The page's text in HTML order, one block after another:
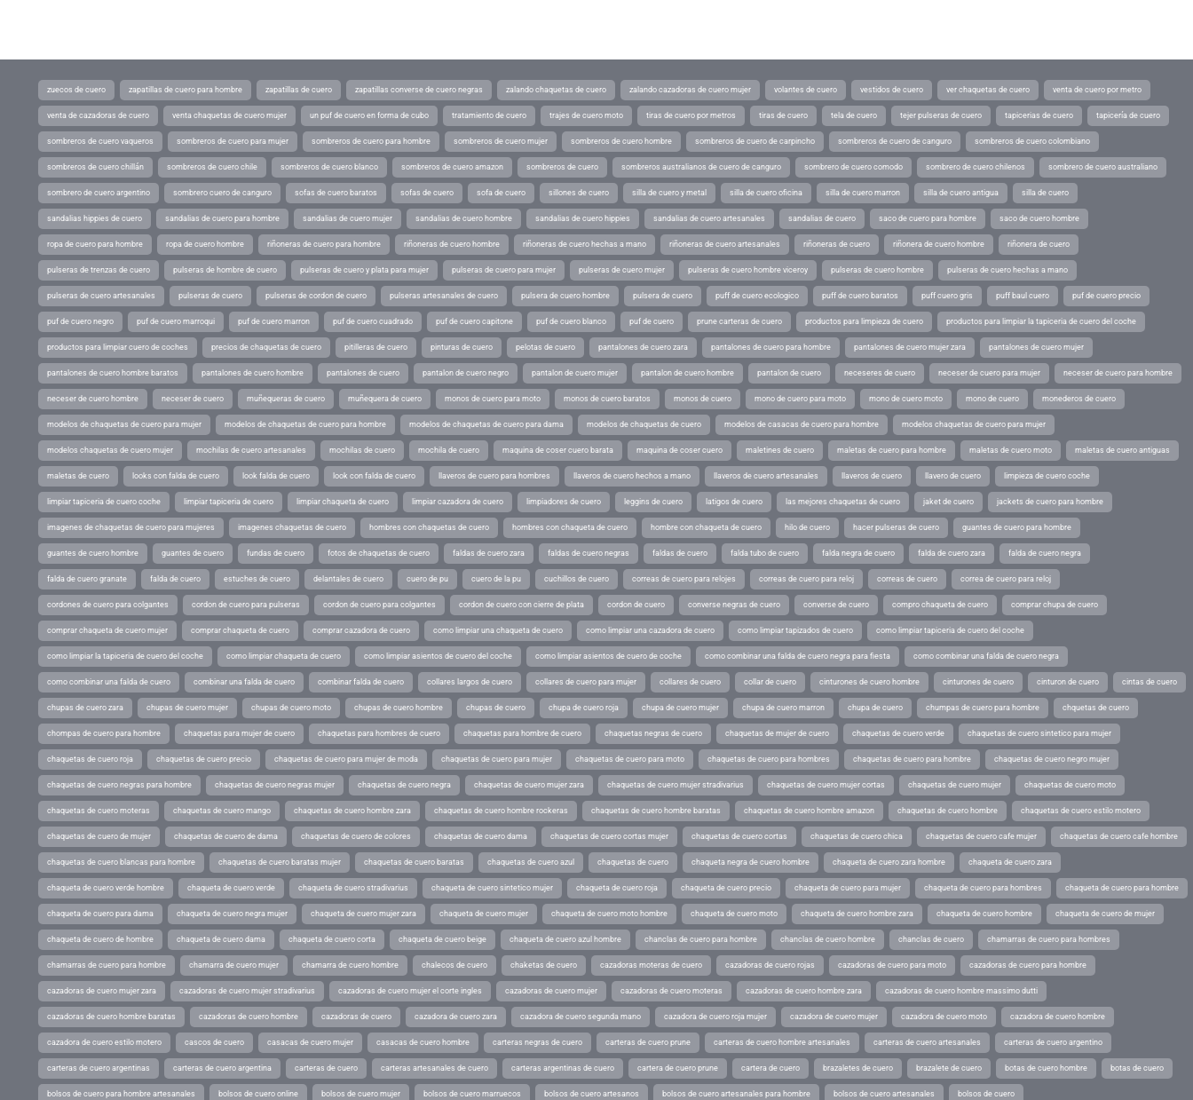
zuecos de cuero zapatillas de cuero para hombre zapatillas de cuero zapatillas converse de cuero negras zalando chaquetas de cuero zalando cazadoras de cuero mujer volantes de cuero vestidos de cuero ver chaquetas de cuero venta de cuero por metro
venta de cazadoras de cuero venta chaquetas de cuero mujer un puf de cuero en forma de cubo tratamiento de cuero trajes de cuero moto tiras de cuero por metros tiras de cuero tela de cuero tejer pulseras de cuero tapicerias de cuero tapicería de cuero
sombreros de cuero vaqueros sombreros de cuero para mujer sombreros de cuero para hombre sombreros de cuero mujer sombreros de cuero hombre sombreros de cuero de carpincho sombreros de cuero de canguro sombreros de cuero colombiano
sombreros de cuero chillán sombreros de cuero chile sombreros de cuero blanco sombreros de cuero amazon sombreros de cuero sombreros australianos de cuero de canguro sombrero de cuero comodo sombrero de cuero chilenos sombrero de cuero australiano
sombrero de cuero argentino sombrero cuero de canguro sofas de cuero baratos sofas de cuero sofa de cuero sillones de cuero silla de cuero y metal silla de cuero oficina silla de cuero marron silla de cuero antigua silla de cuero
sandalias hippies de cuero sandalias de cuero para hombre sandalias de cuero mujer sandalias de cuero hombre sandalias de cuero hippies sandalias de cuero artesanales sandalias de cuero saco de cuero para hombre saco de cuero hombre
ropa de cuero para hombre ropa de cuero hombre riñoneras de cuero para hombre riñoneras de cuero hombre riñoneras de cuero hechas a mano riñoneras de cuero artesanales riñoneras de cuero riñonera de cuero hombre riñonera de cuero
pulseras de trenzas de cuero pulseras de hombre de cuero pulseras de cuero y plata para mujer pulseras de cuero para mujer pulseras de cuero mujer pulseras de cuero hombre viceroy pulseras de cuero hombre pulseras de cuero hechas a mano
pulseras de cuero artesanales pulseras de cuero pulseras de cordon de cuero pulseras artesanales de cuero pulsera de cuero hombre pulsera de cuero puff de cuero ecologico puff de cuero baratos puff cuero gris puff baul cuero puf de cuero precio
puf de cuero negro puf de cuero marroqui puf de cuero marron puf de cuero cuadrado puf de cuero capitone puf de cuero blanco puf de cuero prune carteras de cuero productos para limpieza de cuero productos para limpiar la tapiceria de cuero del coche
productos para limpiar cuero de coches precios de chaquetas de cuero pitilleras de cuero pinturas de cuero pelotas de cuero pantalones de cuero zara pantalones de cuero para hombre pantalones de cuero mujer zara pantalones de cuero mujer
pantalones de cuero hombre baratos pantalones de cuero hombre pantalones de cuero pantalon de cuero negro pantalon de cuero mujer pantalon de cuero hombre pantalon de cuero neceseres de cuero neceser de cuero para mujer neceser de cuero para hombre
neceser de cuero hombre neceser de cuero muñequeras de cuero muñequera de cuero monos de cuero para moto monos de cuero baratos monos de cuero mono de cuero para moto mono de cuero moto mono de cuero monederos de cuero
modelos de chaquetas de cuero para mujer modelos de chaquetas de cuero para hombre modelos de chaquetas de cuero para dama modelos de chaquetas de cuero modelos de casacas de cuero para hombre modelos chaquetas de cuero para mujer
modelos chaquetas de cuero mujer mochilas de cuero artesanales mochilas de cuero mochila de cuero maquina de coser cuero barata maquina de coser cuero maletines de cuero maletas de cuero para hombre maletas de cuero moto maletas de cuero antiguas
maletas de cuero looks con falda de cuero look falda de cuero look con falda de cuero llaveros de cuero para hombres llaveros de cuero hechos a mano llaveros de cuero artesanales llaveros de cuero llavero de cuero limpieza de cuero coche
limpiar tapiceria de cuero coche limpiar tapiceria de cuero limpiar chaqueta de cuero limpiar cazadora de cuero limpiadores de cuero leggins de cuero latigos de cuero las mejores chaquetas de cuero jaket de cuero jackets de cuero para hombre
imagenes de chaquetas de cuero para mujeres imagenes chaquetas de cuero hombres con chaquetas de cuero hombres con chaqueta de cuero hombre con chaqueta de cuero hilo de cuero hacer pulseras de cuero guantes de cuero para hombre
guantes de cuero hombre guantes de cuero fundas de cuero fotos de chaquetas de cuero faldas de cuero zara faldas de cuero negras faldas de cuero falda tubo de cuero falda negra de cuero falda de cuero zara falda de cuero negra
falda de cuero granate falda de cuero estuches de cuero delantales de cuero cuero de pu cuero de la pu cuchillos de cuero correas de cuero para relojes correas de cuero para reloj correas de cuero correa de cuero para reloj
cordones de cuero para colgantes cordon de cuero para pulseras cordon de cuero para colgantes cordon de cuero con cierre de plata cordon de cuero converse negras de cuero converse de cuero compro chaqueta de cuero comprar chupa de cuero
comprar chaqueta de cuero mujer comprar chaqueta de cuero comprar cazadora de cuero como limpiar una chaqueta de cuero como limpiar una cazadora de cuero como limpiar tapizados de cuero como limpiar tapiceria de cuero del coche
como limpiar la tapiceria de cuero del coche como limpiar chaqueta de cuero como limpiar asientos de cuero del coche como limpiar asientos de cuero de coche como combinar una falda de cuero negra para fiesta como combinar una falda de cuero negra
como combinar una falda de cuero combinar una falda de cuero combinar falda de cuero collares largos de cuero collares de cuero para mujer collares de cuero collar de cuero cinturones de cuero hombre cinturones de cuero cinturon de cuero cintas de cuero
chupas de cuero zara chupas de cuero mujer chupas de cuero moto chupas de cuero hombre chupas de cuero chupa de cuero roja chupa de cuero mujer chupa de cuero marron chupa de cuero chumpas de cuero para hombre chquetas de cuero
chompas de cuero para hombre chaquetas para mujer de cuero chaquetas para hombres de cuero chaquetas para hombre de cuero chaquetas negras de cuero chaquetas de mujer de cuero chaquetas de cuero verde chaquetas de cuero sintetico para mujer
chaquetas de cuero roja chaquetas de cuero precio chaquetas de cuero para mujer de moda chaquetas de cuero para mujer chaquetas de cuero para moto chaquetas de cuero para hombres chaquetas de cuero para hombre chaquetas de cuero negro mujer
chaquetas de cuero negras para hombre chaquetas de cuero negras mujer chaquetas de cuero negra chaquetas de cuero mujer zara chaquetas de cuero mujer stradivarius chaquetas de cuero mujer cortas chaquetas de cuero mujer chaquetas de cuero moto
chaquetas de cuero moteras chaquetas de cuero mango chaquetas de cuero hombre zara chaquetas de cuero hombre rockeras chaquetas de cuero hombre baratas chaquetas de cuero hombre amazon chaquetas de cuero hombre chaquetas de cuero estilo motero
chaquetas de cuero de mujer chaquetas de cuero de dama chaquetas de cuero de colores chaquetas de cuero dama chaquetas de cuero cortas mujer chaquetas de cuero cortas chaquetas de cuero chica chaquetas de cuero cafe mujer chaquetas de cuero cafe hombre
chaquetas de cuero blancas para hombre chaquetas de cuero baratas mujer chaquetas de cuero baratas chaquetas de cuero azul chaquetas de cuero chaqueta negra de cuero hombre chaqueta de cuero zara hombre chaqueta de cuero zara
chaqueta de cuero verde hombre chaqueta de cuero verde chaqueta de cuero stradivarius chaqueta de cuero sintetico mujer chaqueta de cuero roja chaqueta de cuero precio chaqueta de cuero para mujer chaqueta de cuero para hombres chaqueta de cuero para hombre
chaqueta de cuero para dama chaqueta de cuero negra mujer chaqueta de cuero mujer zara chaqueta de cuero mujer chaqueta de cuero moto hombre chaqueta de cuero moto chaqueta de cuero hombre zara chaqueta de cuero hombre chaqueta de cuero de mujer
chaqueta de cuero de hombre chaqueta de cuero dama chaqueta de cuero corta chaqueta de cuero beige chaqueta de cuero azul hombre chanclas de cuero para hombre chanclas de cuero hombre chanclas de cuero chamarras de cuero para hombres
chamarras de cuero para hombre chamarra de cuero mujer chamarra de cuero hombre chalecos de cuero chaketas de cuero cazadoras moteras de cuero cazadoras de cuero rojas cazadoras de cuero para moto cazadoras de cuero para hombre
cazadoras de cuero mujer zara cazadoras de cuero mujer stradivarius cazadoras de cuero mujer el corte ingles cazadoras de cuero mujer cazadoras de cuero moteras cazadoras de cuero hombre zara cazadoras de cuero hombre massimo dutti
cazadoras de cuero hombre baratas cazadoras de cuero hombre cazadoras de cuero cazadora de cuero zara cazadora de cuero segunda mano cazadora de cuero roja mujer cazadora de cuero mujer cazadora de cuero moto cazadora de cuero hombre
cazadora de cuero estilo motero cascos de cuero casacas de cuero mujer casacas de cuero hombre carteras negras de cuero carteras de cuero prune carteras de cuero hombre artesanales carteras de cuero artesanales carteras de cuero argentino
carteras de cuero argentinas carteras de cuero argentina carteras de cuero carteras artesanales de cuero carteras argentinas de cuero cartera de cuero prune cartera de cuero brazaletes de cuero brazalete de cuero botas de cuero hombre botas de cuero
bolsos de cuero para hombre artesanales bolsos de cuero online bolsos de cuero mujer bolsos de cuero marruecos bolsos de cuero artesanos bolsos de cuero artesanales para hombre bolsos de cuero artesanales bolsos de cuero